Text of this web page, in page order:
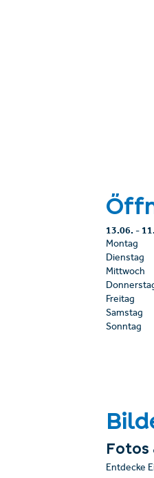
13.06.-
Montag
Dienstag
Mittwoch
Freitag
Samstag
Sonntag
Fotos
Entdecke